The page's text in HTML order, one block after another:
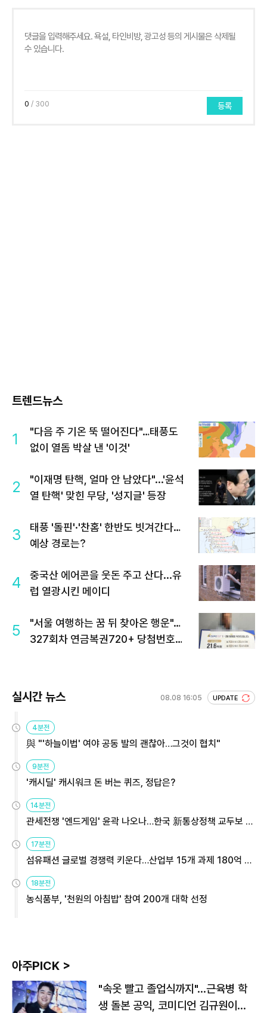
0 / 300 등록
트렌드뉴스
1
"다음 주 기온 뚝 떨어진다"…태풍도
없이 열돔 박살 낸 '이것'
2
"이재명 탄핵, 얼마 안 남았다"...'윤석
열 탄핵' 맞힌 무당, '성지글' 등장
3
태풍 '돌핀'·'찬홈' 한반도 빗겨간다…
예상 경로는?
4
중국산 에어콘을 웃돈 주고 산다...유
럽 열광시킨 메이디
5
"서울 여행하는 꿈 뒤 찾아온 행운"…
327회차 연금복권720+ 당첨번호조
실시간 뉴스 08.08 16:05 UPDATE
4분전
與 "'하늘이법' 여야 공동 발의 괜찮아…그것이 협치"
9분전
'캐시딜' 캐시워크 돈 버는 퀴즈, 정답은?
14분전
관세전쟁 '엔드게임' 윤곽 나오나…한국 新통상정책 교두보 활
17분전
섬유패션 글로벌 경쟁력 키운다…산업부 15개 과제 180억 지
18분전
농식품부, '천원의 아침밥' 참여 200개 대학 선정
아주PICK >
"속옷 빨고 졸업식까지"…근육병 학
생 돌본 공익, 코미디언 김규원이었